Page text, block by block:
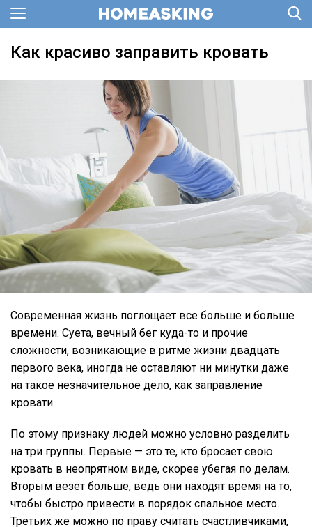
Как красиво заправить кровать
Современная жизнь поглощает все больше и больше
времени. Суета, вечный бег куда-то и прочие
сложности, возникающие в ритме жизни двадцать
первого века, иногда не оставляют ни минутки даже
на такое незначительное дело, как заправление
кровати.
По этому признаку людей можно условно разделить
на три группы. Первые — это те, кто бросает свою
кровать в неопрятном виде, скорее убегая по делам.
Вторым везет больше, ведь они находят время на то,
чтобы быстро привести в порядок спальное место.
Третьих же можно по праву считать счастливчиками,